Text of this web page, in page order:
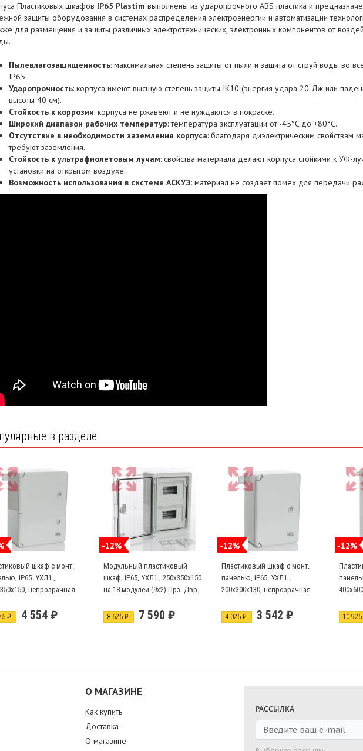
Пластиковых шкафов IP65 Plastim выполнены из ударопрочного ABS пластика и
защиты оборудования в системах распределения электроэнергии и автоматизации
для размещения и защиты различных электротехнических, электронных компонентов от
Пылевлагозащищенность: максимальная степень защиты от пыли и защита от струй воды во
IP65.
Ударопрочность: корпуса имеют высшую степень защиты IK10 (энергия удара 20 Дж или
высоты 40 см).
Стойкость к коррозии: корпуса не ржавеют и не нуждаются в покраске.
Широкий диапазон рабочих температур: температура эксплуатации от -45°C до +80°C.
Отсутствие в необходимости заземления корпуса: благодаря диэлектрическим свойствам
требуют заземления.
Стойкость к ультрафиолетовым лучам: свойства материала делают корпуса стойкими к УФ-
установки на открытом воздухе.
Возможность использования в системе АСКУЭ: материал не создает помех для передачи
в разделе
шкаф с монт.
IP65. УХЛ1.,
непрозрачная
₽ 4 554 ₽
-12%
Модульный пластиковый
шкаф, IP65, УХЛ1., 250х350х150
на 18 модулей (9х2) Прз. Двр.
8 625 ₽ 7 590 ₽
-12%
Пластиковый шкаф с монт.
панелью, IP65. УХЛ1.,
200х300х130, непрозрачная
4 025 ₽ 3 542 ₽
-12%
10
О МАГАЗИНЕ
Как купить
Доставка
О магазине
РАССЫЛКА